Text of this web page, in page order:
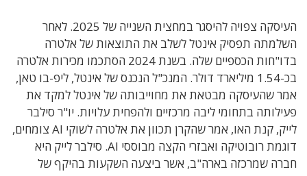
העיסקה צפויה להיסגר במחצית השנייה של 2025. לאחר
השלמתה תפסיק אינטל לשלב את התוצאות של אלטרה
בדו"חות הכספיים שלה. בשנת 2024 הסתכמו מכירות אלטרה
בכ-1.54 מיליארד דולר. המנכ"ל הנכנס של אינטל, ליפ-בו טאן,
אמר שהעיסקה מבטאת את מחוייבותה של אינטל למקד את
פעילותה בתחומי ליבה מרכזיים ולהפחית עלויות. יו"ר סילבר
לייק, קנת האו, אמר שהקרן תכוון את אלטרה לשוקי AI צומחים,
דוגמת רובוטיקה ואבזרי הקצה מבוססי AI. סילבר לייק היא
חברה שמרכזה בארה"ב, אשר ביצעה השקעות בהיקף של